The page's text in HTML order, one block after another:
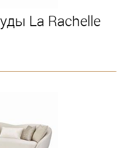
La Rachelle